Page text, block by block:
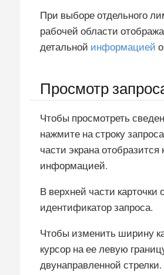
При выборе отдельного
рабочей области
детальной информацией
Просмотр
Чтобы просмотреть
нажмите на строку
части экрана отобразится
информацией.
В верхней части карточки
идентификатор запроса.
Чтобы изменить ширину
курсор на ее левую
двунаправленной